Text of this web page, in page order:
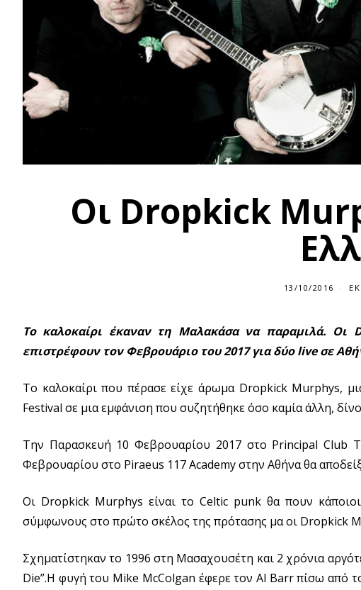
Oι Dropkick
13/10/2016
Το καλοκαίρι έκαναν τη Μαλακάσα να παραμιλά.
επιστρέφουν τον Φεβρουάριο του 2017 για δύο live σε
Tο καλοκαίρι που πέρασε είχε άρωμα Dropkick Murphys,
Festival σε μια εμφάνιση που συζητήθηκε όσο καμία άλλη,
Την Παρασκευή 10 Φεβρουαρίου 2017 στο Principal Club
Φεβρουαρίου στο Piraeus 117 Academy στην Αθήνα θα
Οι Dropkick Murphys είναι το Celtic punk θα πουν
σύμφωνους στο πρώτο σκέλος της πρότασης μα οι Dropkick
Σχηματίστηκαν το 1996 στη Μασαχουσέτη και 2 χρόνια
Die”.H φυγή του Mike McColgan έφερε τον Al Barr πίσω από